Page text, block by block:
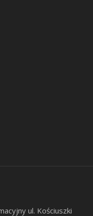
ul. Kościuszki